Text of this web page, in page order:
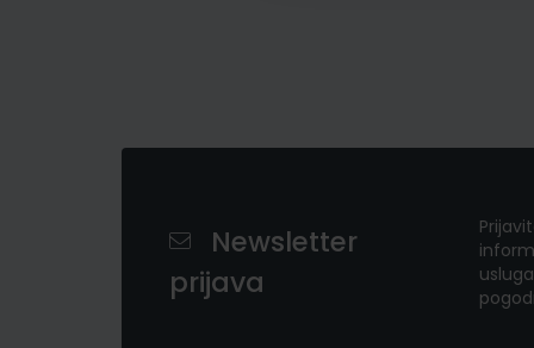
Newsletter
prijava